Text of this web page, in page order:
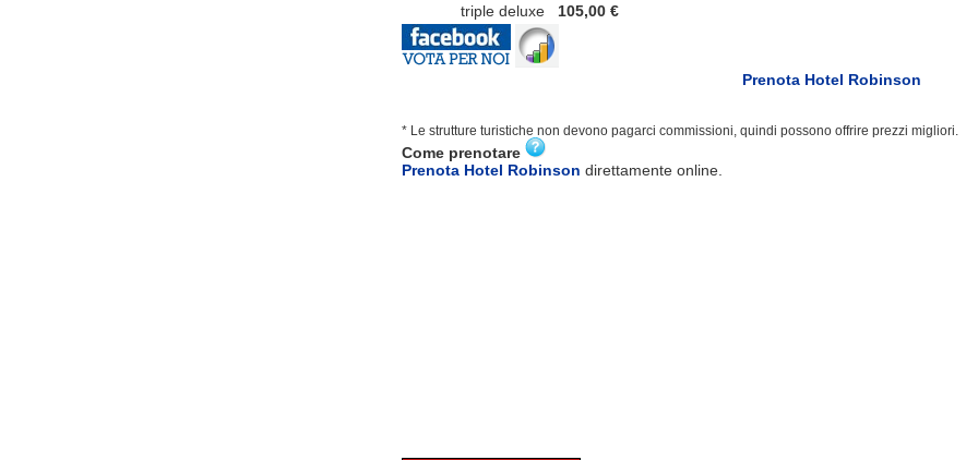
triple deluxe
105,00 €
Prenota Hotel Robinson
* Le strutture turistiche non devono pagarci commissioni, quindi possono offrire prezzi migliori.
Come prenotare
Prenota Hotel Robinson direttamente online.